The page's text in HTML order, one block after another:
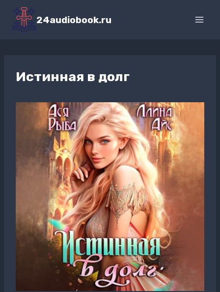
Перейти
содержимому
24audiobook.ru
Истинная в долг